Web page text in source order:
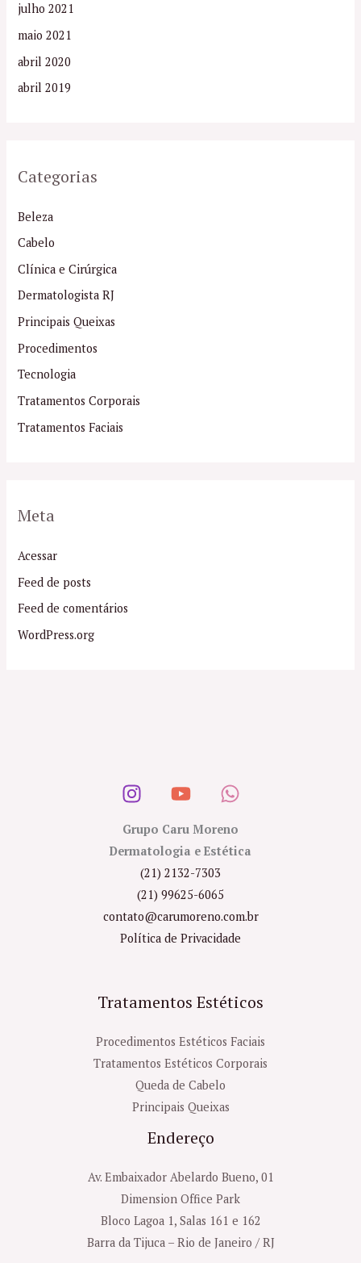
julho 2021
maio 2021
abril 2020
abril 2019
Categorias
Beleza
Cabelo
Clínica e Cirúrgica
Dermatologista RJ
Principais Queixas
Procedimentos
Tecnologia
Tratamentos Corporais
Tratamentos Faciais
Meta
Acessar
Feed de posts
Feed de comentários
WordPress.org
Grupo Caru Moreno
Dermatologia e Estética
(21) 2132-7303
(21) 99625-6065
contato@carumoreno.com.br
Política de Privacidade
Tratamentos Estéticos
Procedimentos Estéticos Faciais
Tratamentos Estéticos Corporais
Queda de Cabelo
Principais Queixas
Endereço
Av. Embaixador Abelardo Bueno, 01
Dimension Office Park
Bloco Lagoa 1, Salas 161 e 162
Barra da Tijuca – Rio de Janeiro / RJ